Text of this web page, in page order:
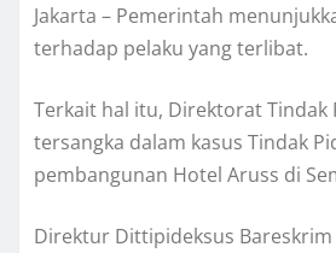
Jakarta – Pemerintah
terhadap pelaku yang terlibat.
Terkait hal itu, Direktorat Tindak
tersangka dalam kasus Tindak
pembangunan Hotel Aruss di
Direktur Dittipideksus Bareskrim